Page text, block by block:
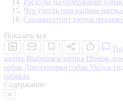
Что учесть при выборе
Сколько стоит щенок
Показать все
щенке Выбираем щенка Щенок
собак Дрессировка собак Уход и
собаках
Содержание